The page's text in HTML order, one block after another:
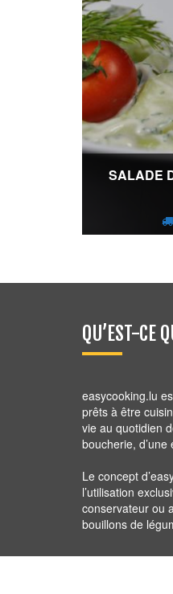
SALADE
QU’EST-CE
easycooking.lu
prêts à être
vie au quotidien
boucherie, d’une
Le concept
l’utilisation
conservateur ou
bouillons de